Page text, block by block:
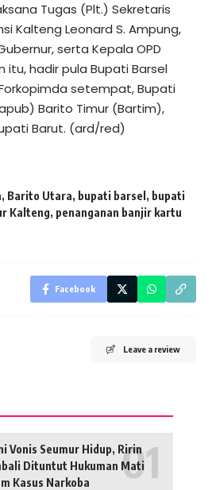
Tugas (Plt.) Sekretaris
Kalteng Leonard S. Ampung,
serta Kepala OPD
itu, hadir pula Bupati Barsel
setempat, Bupati
Barito Timur (Bartim),
Barut. (ard/red)
, Barito Utara, bupati barsel , bupati
Kalteng, penanganan banjir kartu
Facebook
Leave a review
Vonis Seumur Hidup, Ririn
Dituntut Hukuman Mati
Kasus Narkoba